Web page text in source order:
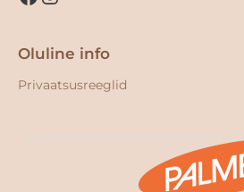
Oluline info
Privaatsusreeglid